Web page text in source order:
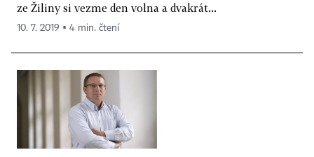
ze Žiliny si vezme den volna a dvakrát...
10. 7. 2019 ▪ 4 min. čtení